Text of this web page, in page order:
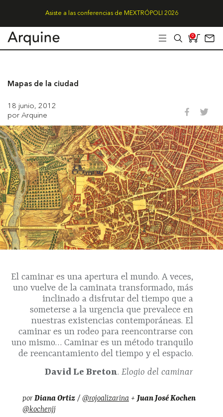
Asiste a las conferencias de MEXTRÓPOLI 2026
0
Mapas de la ciudad
18 junio, 2012
por Arquine
El caminar es una apertura el mundo. A veces,
uno vuelve de la caminata transformado, más
inclinado a disfrutar del tiempo que a
someterse a la urgencia que prevalece en
nuestras existencias contemporáneas. El
caminar es un rodeo para reencontrarse con
uno mismo… Caminar es un método tranquilo
de reencantamiento del tiempo y el espacio.
David Le Breton. Elogio del caminar
porDiana Ortiz / @rojoalizarina + Juan José Kochen
@kochenjj